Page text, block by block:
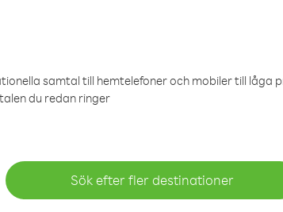
samtal till hemtelefoner och mobiler till låga
du redan ringer
Sök efter fler destinationer